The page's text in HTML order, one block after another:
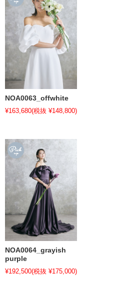
NOA0063_offwhite
¥163,680(税抜 ¥148,800)
NOA0064_grayish
purple
¥192,500(税抜 ¥175,000)